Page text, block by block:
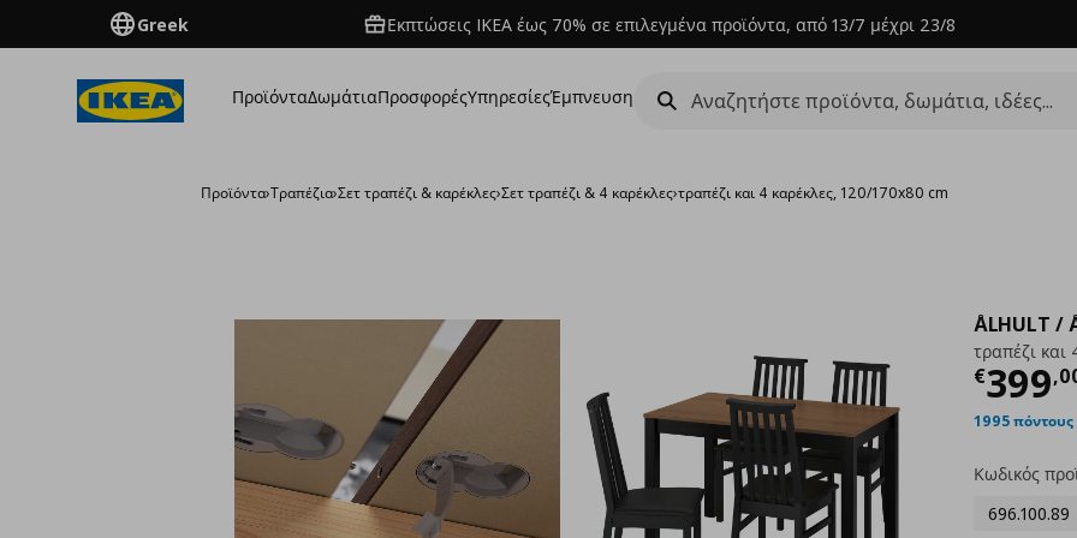
Greek Εκπτώσεις IKEA έως 70% σε επιλεγμένα προϊόντα, από 13/7 μέχρι 23/8
ΠροϊόνταΔωμάτιαΠροσφορέςΥπηρεσίεςΈμπνευση
Προϊόντα›Τραπέζια›Σετ τραπέζι & καρέκλες›Σετ τραπέζι & 4 καρέκλες›τραπέζι και 4 καρέκλες, 120/170x80 cm
ÅLHULT /
τραπέζι και
€399,
1995
Κωδικός
696.100.89